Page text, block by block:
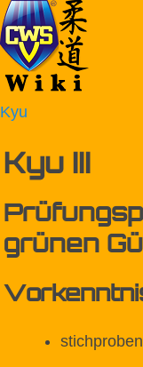
Kyu
Kyu III
grünen